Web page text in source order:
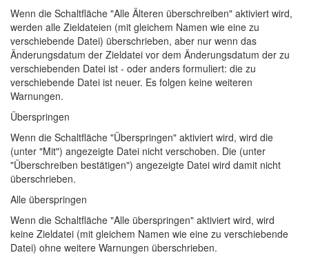
Wenn die Schaltfläche "Alle Älteren überschreiben" aktiviert wird,
werden alle Zieldateien (mit gleichem Namen wie eine zu
verschiebende Datei) überschrieben, aber nur wenn das
Änderungsdatum der Zieldatei vor dem Änderungsdatum der zu
verschiebenden Datei ist - oder anders formuliert: die zu
verschiebende Datei ist neuer. Es folgen keine weiteren
Warnungen.
Überspringen
Wenn die Schaltfläche "Überspringen" aktiviert wird, wird die
(unter "Mit") angezeigte Datei nicht verschoben. Die (unter
"Überschreiben bestätigen") angezeigte Datei wird damit nicht
überschrieben.
Alle überspringen
Wenn die Schaltfläche "Alle überspringen" aktiviert wird, wird
keine Zieldatei (mit gleichem Namen wie eine zu verschiebende
Datei) ohne weitere Warnungen überschrieben.